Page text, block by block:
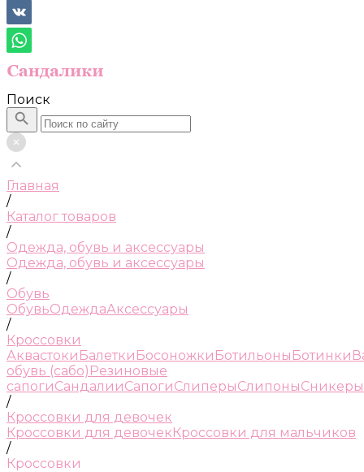
Поиск
Главная
/
Каталог товаров
/
Одежда, обувь и аксессуары
Одежда, обувь и аксессуары
/
Обувь
ОбувьОдеждаАксессуары
/
Кроссовки
Аквастоки Балетки Босоножки Ботильоны Ботинки
обувь (сабо) Резиновые
сапогиСандалииСапогиСлиперыСлипоныСникеры
/
Кроссовки для девочек
Кроссовки для девочекКроссовки для мальчиков
/
Кроссовки